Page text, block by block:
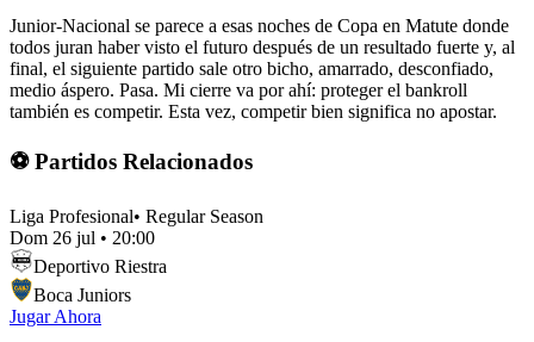
Junior-Nacional se parece a esas noches de Copa en Matute donde
todos juran haber visto el futuro después de un resultado fuerte y, al
final, el siguiente partido sale otro bicho, amarrado, desconfiado,
medio áspero. Pasa. Mi cierre va por ahí: proteger el bankroll
también es competir. Esta vez, competir bien significa no apostar.
⚽ Partidos Relacionados
Liga Profesional• Regular Season
Dom 26 jul • 20:00
Deportivo Riestra
Boca Juniors
Jugar Ahora